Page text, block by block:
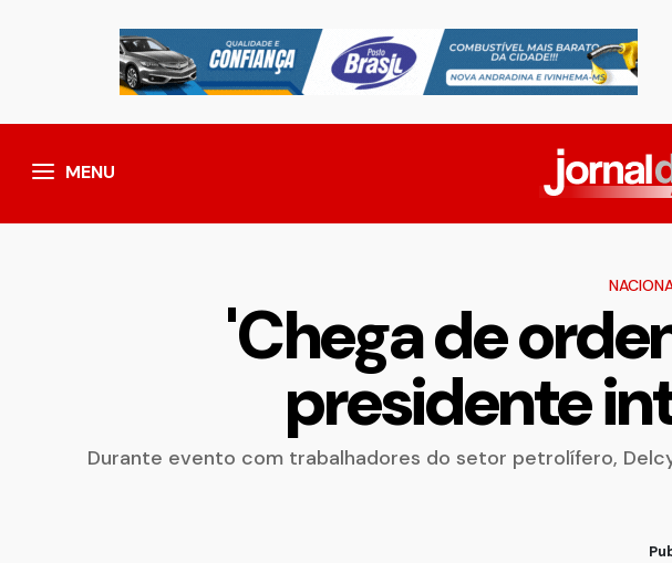
MENU
'Chega de
presidente
Durante evento com trabalhadores do setor petrolífero,